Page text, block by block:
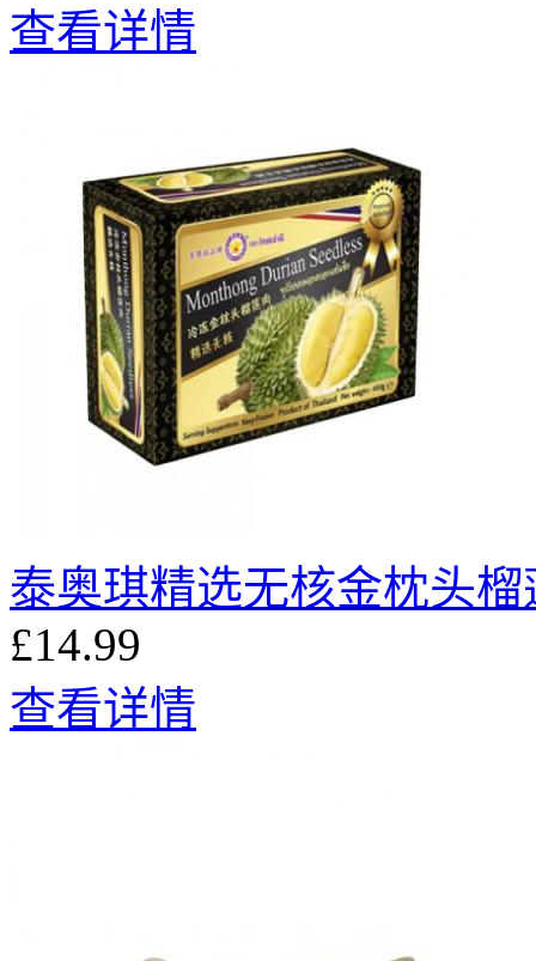
查看详情
泰奥琪精选无核金枕头榴
£14.99
查看详情